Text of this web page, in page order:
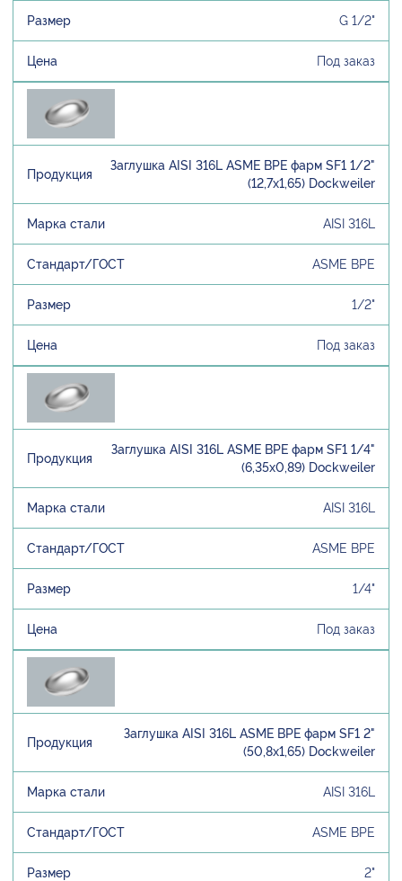
G 1/2"
Под заказ
Заглушка AISI 316L ASME BPE фарм SF1 1/2"
(12,7х1,65) Dockweiler
AISI 316L
ASME BPE
1/2"
Под заказ
Заглушка AISI 316L ASME BPE фарм SF1 1/4"
(6,35х0,89) Dockweiler
AISI 316L
ASME BPE
1/4"
Под заказ
Заглушка AISI 316L ASME BPE фарм SF1 2"
(50,8х1,65) Dockweiler
AISI 316L
ASME BPE
2"